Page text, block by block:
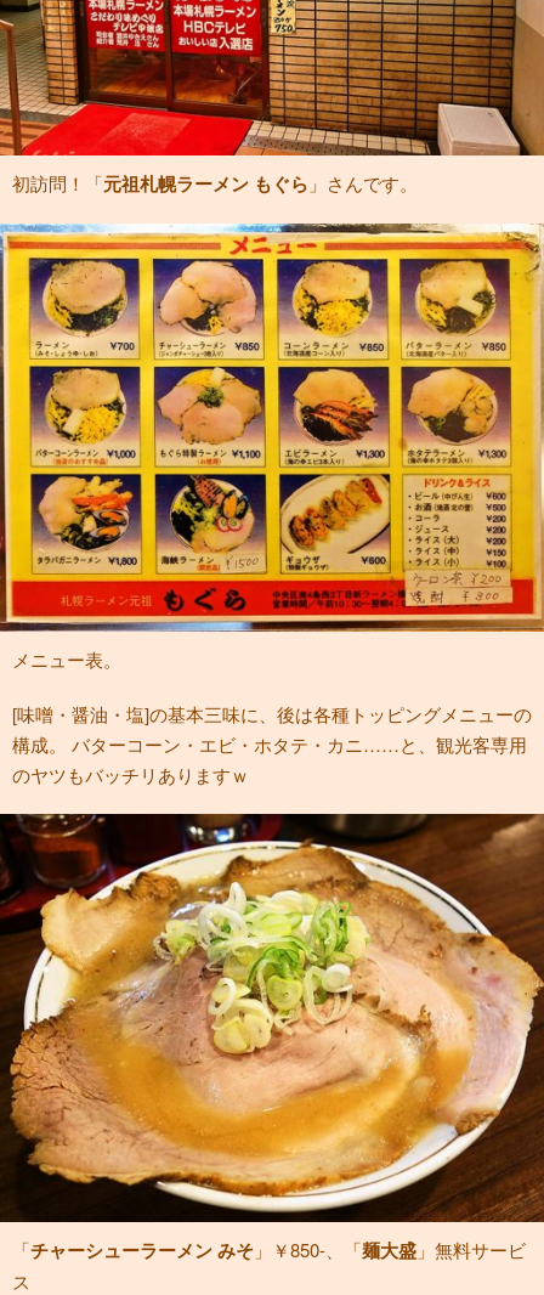
初訪問！「元祖札幌ラーメン もぐら 」さんです。
メニュー表。
[味噌・醤油・塩]の基本三味に、後は各種トッピングメニューの
構成。 バターコーン・エビ・ホタテ・カニ……と、観光客専用
のヤツもバッチリありますｗ
「チャーシューラーメン みそ 」￥850-、「麺大盛 」無料サービ
ス